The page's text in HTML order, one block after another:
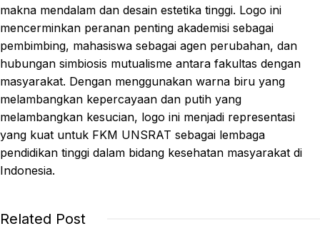
makna mendalam dan desain estetika tinggi. Logo ini
mencerminkan peranan penting akademisi sebagai
pembimbing, mahasiswa sebagai agen perubahan, dan
hubungan simbiosis mutualisme antara fakultas dengan
masyarakat. Dengan menggunakan warna biru yang
melambangkan kepercayaan dan putih yang
melambangkan kesucian, logo ini menjadi representasi
yang kuat untuk FKM UNSRAT sebagai lembaga
pendidikan tinggi dalam bidang kesehatan masyarakat di
Indonesia.
Related Post